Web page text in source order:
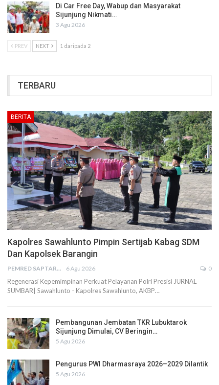
Di Car Free Day, Wabup dan Masyarakat
Sijunjung Nikmati…
3 Agu 2026
PREV NEXT 1 daripada 2
TERBARU
BERITA
Kapolres Sawahlunto Pimpin Sertijab Kabag SDM
Dan Kapolsek Barangin
PEMRED SAPTARIUS 6 Agu 2026 0
Regenerasi Kepemimpinan Perkuat Pelayanan Polri Presisi JURNAL
SUMBAR| Sawahlunto - Kapolres Sawahlunto, AKBP…
Pembangunan Jembatan TKR Lubuktarok
Sijunjung Dimulai, CV Beringin…
5 Agu 2026
Pengurus PWI Dharmasraya 2026–2029 Dilantik
5 Agu 2026